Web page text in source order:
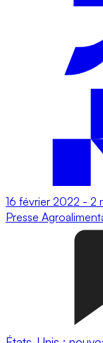
16 février 2022 - 2
Presse